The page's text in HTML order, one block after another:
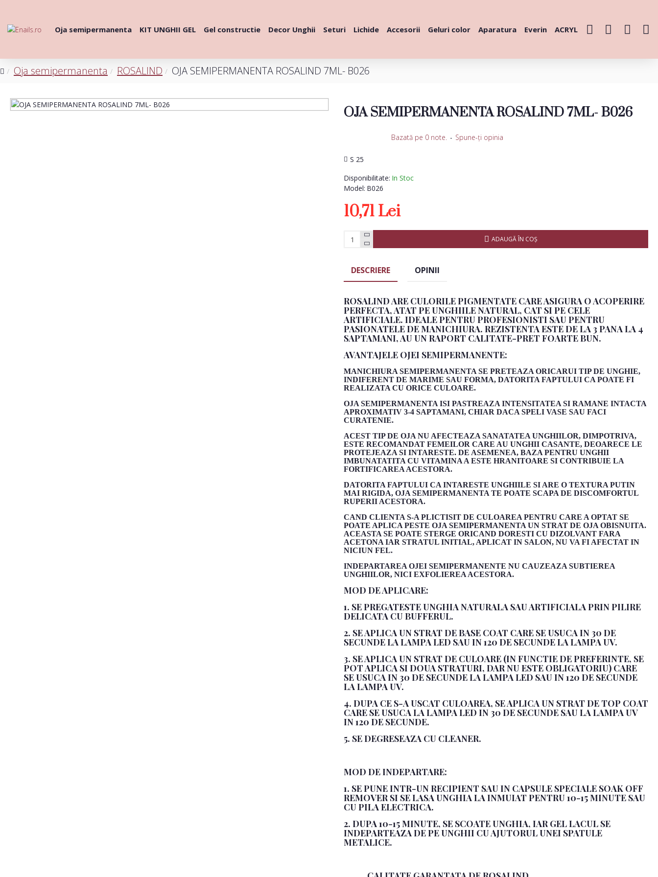
Oja semipermanenta KIT UNGHII GEL Gel constructie Decor Unghii Seturi Lichide Accesorii Geluri color Aparatura Everin ACRYL
Oja semipermanenta ROSALIND OJA SEMIPERMANENTA ROSALIND 7ML- B026
OJA SEMIPERMANENTA ROSALIND 7ML- B026
Disponibilitate: In Stoc
Model: B026
S 25
Bazată pe 0 note. - Spune-ţi opinia
10,71 Lei
ADAUGĂ ÎN COŞ
DESCRIERE OPINII
ROSALIND ARE CULORILE PIGMENTATE CARE ASIGURA O ACOPERIRE
PERFECTA, ATAT PE UNGHIILE NATURAL, CAT SI PE CELE
ARTIFICIALE. IDEALE PENTRU PROFESIONISTI SAU PENTRU
PASIONATELE DE MANICHIURA. REZISTENTA ESTE DE LA 3 PANA LA 4
SAPTAMANI, AU UN RAPORT CALITATE-PRET FOARTE BUN.
AVANTAJELE OJEI SEMIPERMANENTE:
MANICHIURA SEMIPERMANENTA SE PRETEAZA ORICARUI TIP DE UNGHIE,
INDIFERENT DE MARIME SAU FORMA, DATORITA FAPTULUI CA POATE FI
REALIZATA CU ORICE CULOARE.
OJA SEMIPERMANENTA ISI PASTREAZA INTENSITATEA SI RAMANE INTACTA
APROXIMATIV 3-4 SAPTAMANI, CHIAR DACA SPELI VASE SAU FACI
CURATENIE.
ACEST TIP DE OJA NU AFECTEAZA SANATATEA UNGHIILOR, DIMPOTRIVA,
ESTE RECOMANDAT FEMEILOR CARE AU UNGHII CASANTE, DEOARECE LE
PROTEJEAZA SI INTARESTE. DE ASEMENEA, BAZA PENTRU UNGHII
IMBUNATATITA CU VITAMINA A ESTE HRANITOARE SI CONTRIBUIE LA
FORTIFICAREA ACESTORA.
DATORITA FAPTULUI CA INTARESTE UNGHIILE SI ARE O TEXTURA PUTIN
MAI RIGIDA, OJA SEMIPERMANENTA TE POATE SCAPA DE DISCOMFORTUL
RUPERII ACESTORA.
CAND CLIENTA S-A PLICTISIT DE CULOAREA PENTRU CARE A OPTAT SE
POATE APLICA PESTE OJA SEMIPERMANENTA UN STRAT DE OJA OBISNUITA.
ACEASTA SE POATE STERGE ORICAND DORESTI CU DIZOLVANT FARA
ACETONA IAR STRATUL INITIAL, APLICAT IN SALON, NU VA FI AFECTAT IN
NICIUN FEL.
INDEPARTAREA OJEI SEMIPERMANENTE NU CAUZEAZA SUBTIEREA
UNGHIILOR, NICI EXFOLIEREA ACESTORA.
MOD DE APLICARE:
1. SE PREGATESTE UNGHIA NATURALA SAU ARTIFICIALA PRIN PILIRE
DELICATA CU BUFFERUL.
2. SE APLICA UN STRAT DE BASE COAT CARE SE USUCA IN 30 DE
SECUNDE LA LAMPA LED SAU IN 120 DE SECUNDE LA LAMPA UV.
3. SE APLICA UN STRAT DE CULOARE (IN FUNCTIE DE PREFERINTE, SE
POT APLICA SI DOUA STRATURI, DAR NU ESTE OBLIGATORIU) CARE
SE USUCA IN 30 DE SECUNDE LA LAMPA LED SAU IN 120 DE SECUNDE
LA LAMPA UV.
4. DUPA CE S-A USCAT CULOAREA, SE APLICA UN STRAT DE TOP COAT
CARE SE USUCA LA LAMPA LED IN 30 DE SECUNDE SAU LA LAMPA UV
IN 120 DE SECUNDE.
5. SE DEGRESEAZA CU CLEANER.
MOD DE INDEPARTARE:
1. SE PUNE INTR-UN RECIPIENT SAU IN CAPSULE SPECIALE SOAK OFF
REMOVER SI SE LASA UNGHIA LA INMUIAT PENTRU 10-15 MINUTE SAU
CU PILA ELECTRICA.
2. DUPA 10-15 MINUTE, SE SCOATE UNGHIA, IAR GEL LACUL SE
INDEPARTEAZA DE PE UNGHII CU AJUTORUL UNEI SPATULE
METALICE.